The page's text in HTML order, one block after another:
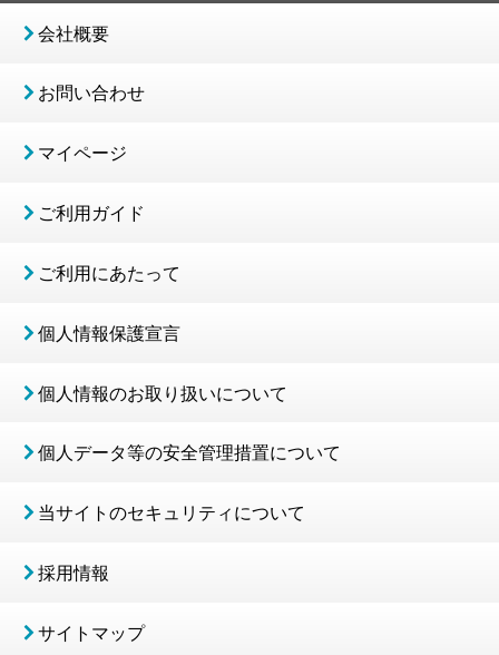
会社概要
お問い合わせ
マイページ
ご利用ガイド
ご利用にあたって
個人情報保護宣言
個人情報のお取り扱いについて
個人データ等の安全管理措置について
当サイトのセキュリティについて
採用情報
サイトマップ